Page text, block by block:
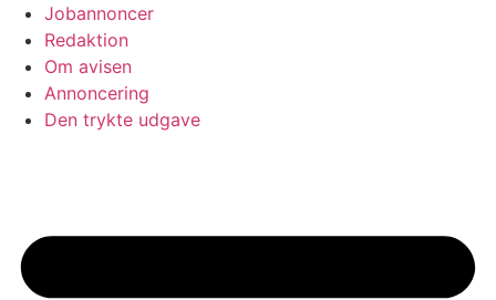
Jobannoncer
Redaktion
Om avisen
Annoncering
Den trykte udgave